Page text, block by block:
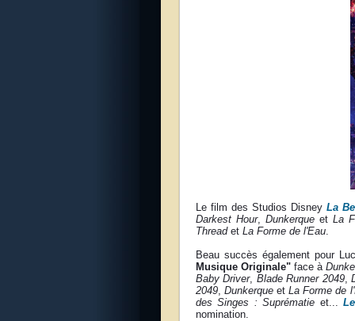
Le film des Studios DisneyLa
Darkest Hour, DunkerqueetLa
Threadet La Forme de l'Eau.
Beau succès également pour
Musique Originale"face à
Baby Driver, Blade Runner 2049,
2049, DunkerqueetLa Forme de
des Singes : Suprématie et...
nomination.